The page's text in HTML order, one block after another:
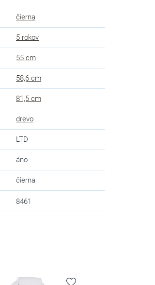
čierna
5 rokov
55 cm
58,6 cm
81,5 cm
drevo
LTD
áno
čierna
8461